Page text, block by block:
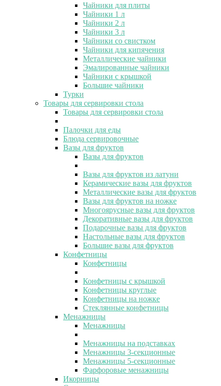
Чайники для плиты
Чайники 1 л
Чайники 2 л
Чайники 3 л
Чайники со свистком
Чайники для кипячения
Металлические чайники
Эмалированные чайники
Чайники с крышкой
Большие чайники
Турки
Товары для сервировки стола
Товары для сервировки стола
Палочки для еды
Блюда сервировочные
Вазы для фруктов
Вазы для фруктов
Вазы для фруктов из латуни
Керамические вазы для фруктов
Металлические вазы для фруктов
Вазы для фруктов на ножке
Многоярусные вазы для фруктов
Декоративные вазы для фруктов
Подарочные вазы для фруктов
Настольные вазы для фруктов
Большие вазы для фруктов
Конфетницы
Конфетницы
Конфетницы с крышкой
Конфетницы круглые
Конфетницы на ножке
Стеклянные конфетницы
Менажницы
Менажницы
Менажницы на подставках
Менажницы 3-секционные
Менажницы 5-секционные
Фарфоровые менажницы
Икорницы